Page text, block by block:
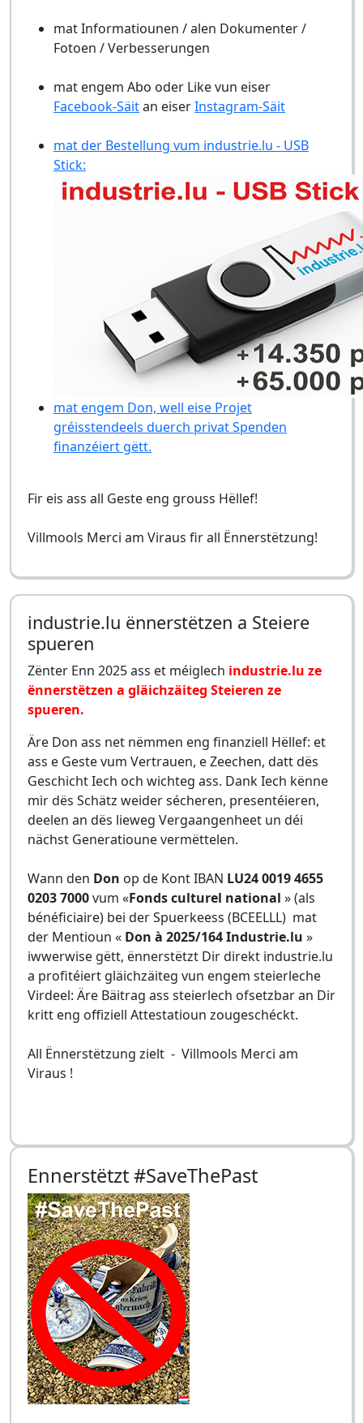
mat Informatiounen / alen Dokumenter /
Fotoen / Verbesserungen
mat engem Abo oder Like vun eiser
Facebook-Säitan eiserInstagram-Säit
mat der Bestellung vum industrie.lu - USB
Stick:
mat engem Don, well eise Projet
gréisstendeels duerch privat Spenden
finanzéiert gëtt.
Fir eis ass all Geste eng grouss Hëllef!
Villmools Merci am Viraus fir all Ënnerstëtzung!
industrie.lu ënnerstëtzen a Steiere
spueren
Zënter Enn 2025 ass et méiglech industrie.lu ze
ënnerstëtzen a gläichzäiteg Steieren ze
spueren.
Äre Don ass net nëmmen eng finanziell Hëllef: et
ass e Geste vum Vertrauen, e Zeechen, datt dës
Geschicht Iech och wichteg ass. Dank Iech kënne
mir dës Schätz weider sécheren, presentéieren,
deelen an dës lieweg Vergaangenheet un déi
nächst Generatioune vermëttelen.
Wann den Don op de Kont IBAN LU24 0019 4655
0203 7000vum «Fonds culturel national » (als
bénéficiaire) bei der Spuerkeess (BCEELLL) mat
der Mentioun « Don à 2025/164 Industrie.lu »
iwwerwise gëtt, ënnerstëtzt Dir direkt industrie.lu
a profitéiert gläichzäiteg vun engem steierleche
Virdeel: Äre Bäitrag ass steierlech ofsetzbar an Dir
kritt eng offiziell Attestatioun zougeschéckt.
All Ënnerstëtzung zielt - Villmools Merci am
Viraus !
Ennerstëtzt #SaveThePast